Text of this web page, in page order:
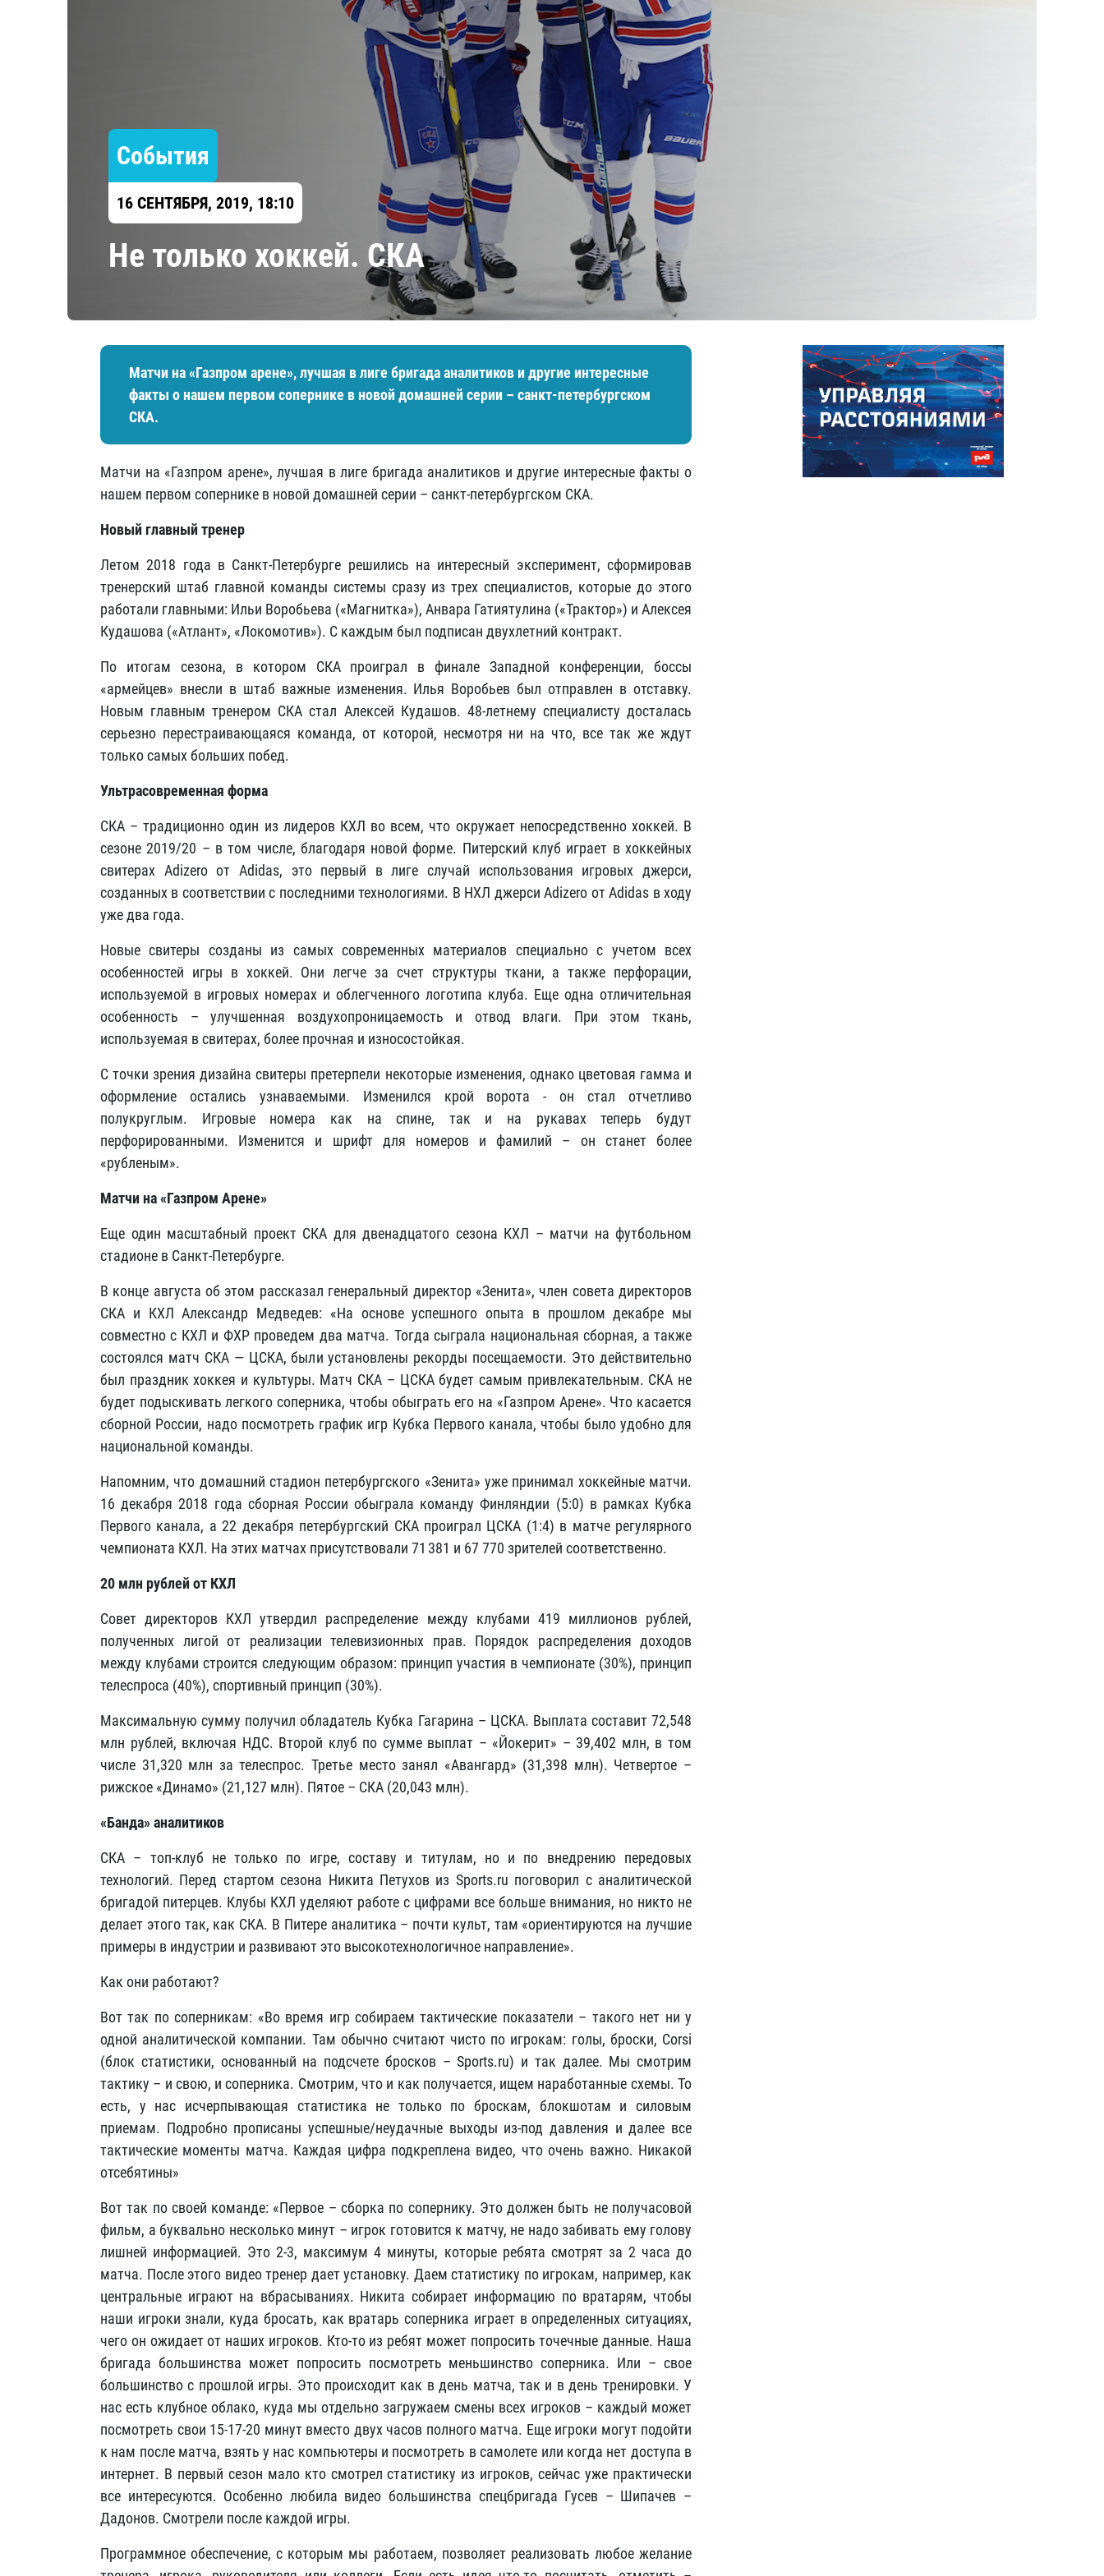
Амур
Барыс
Салават Юлаев
Сибирь
События
16 СЕНТЯБРЯ, 2019, 18:10
Не только хоккей. СКА
Матчи на «Газпром арене», лучшая в лиге бригада аналитиков и другие интересные
факты о нашем первом сопернике в новой домашней серии – санкт-петербургском
СКА.
Матчи на «Газпром арене», лучшая в лиге бригада аналитиков и другие интересные факты о
нашем первом сопернике в новой домашней серии – санкт-петербургском СКА.
Новый главный тренер
Летом 2018 года в Санкт-Петербурге решились на интересный эксперимент, сформировав
тренерский штаб главной команды системы сразу из трех специалистов, которые до этого
работали главными: Ильи Воробьева («Магнитка»), Анвара Гатиятулина («Трактор») и Алексея
Кудашова («Атлант», «Локомотив»). С каждым был подписан двухлетний контракт.
По итогам сезона, в котором СКА проиграл в финале Западной конференции, боссы
«армейцев» внесли в штаб важные изменения. Илья Воробьев был отправлен в отставку.
Новым главным тренером СКА стал Алексей Кудашов. 48-летнему специалисту досталась
серьезно перестраивающаяся команда, от которой, несмотря ни на что, все так же ждут
только самых больших побед.
Ультрасовременная форма
СКА – традиционно один из лидеров КХЛ во всем, что окружает непосредственно хоккей. В
сезоне 2019/20 – в том числе, благодаря новой форме. Питерский клуб играет в хоккейных
свитерах Adizero от Adidas, это первый в лиге случай использования игровых джерси,
созданных в соответствии с последними технологиями. В НХЛ джерси Adizero от Adidas в ходу
уже два года.
Новые свитеры созданы из самых современных материалов специально с учетом всех
особенностей игры в хоккей. Они легче за счет структуры ткани, а также перфорации,
используемой в игровых номерах и облегченного логотипа клуба. Еще одна отличительная
особенность – улучшенная воздухопроницаемость и отвод влаги. При этом ткань,
используемая в свитерах, более прочная и износостойкая.
С точки зрения дизайна свитеры претерпели некоторые изменения, однако цветовая гамма и
оформление остались узнаваемыми. Изменился крой ворота - он стал отчетливо
полукруглым. Игровые номера как на спине, так и на рукавах теперь будут
перфорированными. Изменится и шрифт для номеров и фамилий – он станет более
«рубленым».
Матчи на «Газпром Арене»
Еще один масштабный проект СКА для двенадцатого сезона КХЛ – матчи на футбольном
стадионе в Санкт-Петербурге.
В конце августа об этом рассказал генеральный директор «Зенита», член совета директоров
СКА и КХЛ Александр Медведев: «На основе успешного опыта в прошлом декабре мы
совместно с КХЛ и ФХР проведем два матча. Тогда сыграла национальная сборная, а также
состоялся матч СКА — ЦСКА, были установлены рекорды посещаемости. Это действительно
был праздник хоккея и культуры. Матч СКА – ЦСКА будет самым привлекательным. СКА не
будет подыскивать легкого соперника, чтобы обыграть его на «Газпром Арене». Что касается
сборной России, надо посмотреть график игр Кубка Первого канала, чтобы было удобно для
национальной команды.
Напомним, что домашний стадион петербургского «Зенита» уже принимал хоккейные матчи.
16 декабря 2018 года сборная России обыграла команду Финляндии (5:0) в рамках Кубка
Первого канала, а 22 декабря петербургский СКА проиграл ЦСКА (1:4) в матче регулярного
чемпионата КХЛ. На этих матчах присутствовали 71 381 и 67 770 зрителей соответственно.
20 млн рублей от КХЛ
Совет директоров КХЛ утвердил распределение между клубами 419 миллионов рублей,
полученных лигой от реализации телевизионных прав. Порядок распределения доходов
между клубами строится следующим образом: принцип участия в чемпионате (30%), принцип
телеспроса (40%), спортивный принцип (30%).
Максимальную сумму получил обладатель Кубка Гагарина – ЦСКА. Выплата составит 72,548
млн рублей, включая НДС. Второй клуб по сумме выплат – «Йокерит» – 39,402 млн, в том
числе 31,320 млн за телеспрос. Третье место занял «Авангард» (31,398 млн). Четвертое –
рижское «Динамо» (21,127 млн). Пятое – СКА (20,043 млн).
«Банда» аналитиков
СКА – топ-клуб не только по игре, составу и титулам, но и по внедрению передовых
технологий. Перед стартом сезона Никита Петухов из Sports.ru поговорил с аналитической
бригадой питерцев. Клубы КХЛ уделяют работе с цифрами все больше внимания, но никто не
делает этого так, как СКА. В Питере аналитика – почти культ, там «ориентируются на лучшие
примеры в индустрии и развивают это высокотехнологичное направление».
Как они работают?
Вот так по соперникам: «Во время игр собираем тактические показатели – такого нет ни у
одной аналитической компании. Там обычно считают чисто по игрокам: голы, броски, Corsi
(блок статистики, основанный на подсчете бросков – Sports.ru) и так далее. Мы смотрим
тактику – и свою, и соперника. Смотрим, что и как получается, ищем наработанные схемы. То
есть, у нас исчерпывающая статистика не только по броскам, блокшотам и силовым
приемам. Подробно прописаны успешные/неудачные выходы из-под давления и далее все
тактические моменты матча. Каждая цифра подкреплена видео, что очень важно. Никакой
отсебятины»
Вот так по своей команде: «Первое – сборка по сопернику. Это должен быть не получасовой
фильм, а буквально несколько минут – игрок готовится к матчу, не надо забивать ему голову
лишней информацией. Это 2-3, максимум 4 минуты, которые ребята смотрят за 2 часа до
матча. После этого видео тренер дает установку. Даем статистику по игрокам, например, как
центральные играют на вбрасываниях. Никита собирает информацию по вратарям, чтобы
наши игроки знали, куда бросать, как вратарь соперника играет в определенных ситуациях,
чего он ожидает от наших игроков. Кто-то из ребят может попросить точечные данные. Наша
бригада большинства может попросить посмотреть меньшинство соперника. Или – свое
большинство с прошлой игры. Это происходит как в день матча, так и в день тренировки. У
нас есть клубное облако, куда мы отдельно загружаем смены всех игроков – каждый может
посмотреть свои 15-17-20 минут вместо двух часов полного матча. Еще игроки могут подойти
к нам после матча, взять у нас компьютеры и посмотреть в самолете или когда нет доступа в
интернет. В первый сезон мало кто смотрел статистику из игроков, сейчас уже практически
все интересуются. Особенно любила видео большинства спецбригада Гусев – Шипачев –
Дадонов. Смотрели после каждой игры.
Программное обеспечение, с которым мы работаем, позволяет реализовать любое желание